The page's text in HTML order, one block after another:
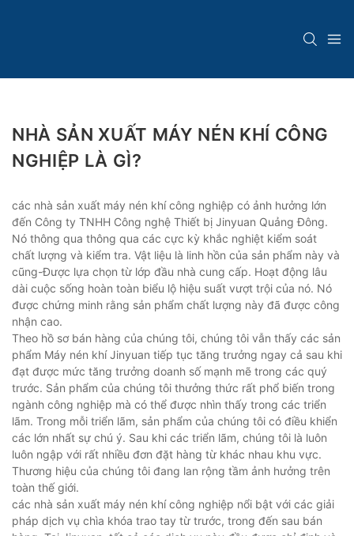
NHÀ SẢN XUẤT MÁY NÉN KHÍ CÔNG
NGHIỆP LÀ GÌ?
các nhà sản xuất máy nén khí công nghiệp có ảnh hưởng lớn
đến Công ty TNHH Công nghệ Thiết bị Jinyuan Quảng Đông.
Nó thông qua thông qua các cực kỳ khắc nghiệt kiểm soát
chất lượng và kiểm tra. Vật liệu là linh hồn của sản phẩm này và
cũng-Được lựa chọn từ lớp đầu nhà cung cấp. Hoạt động lâu
dài cuộc sống hoàn toàn biểu lộ hiệu suất vượt trội của nó. Nó
được chứng minh rằng sản phẩm chất lượng này đã được công
nhận cao.
Theo hồ sơ bán hàng của chúng tôi, chúng tôi vẫn thấy các sản
phẩm Máy nén khí Jinyuan tiếp tục tăng trưởng ngay cả sau khi
đạt được mức tăng trưởng doanh số mạnh mẽ trong các quý
trước. Sản phẩm của chúng tôi thưởng thức rất phổ biến trong
ngành công nghiệp mà có thể được nhìn thấy trong các triển
lãm. Trong mỗi triển lãm, sản phẩm của chúng tôi có điều khiển
các lớn nhất sự chú ý. Sau khi các triển lãm, chúng tôi là luôn
luôn ngập với rất nhiều đơn đặt hàng từ khác nhau khu vực.
Thương hiệu của chúng tôi đang lan rộng tầm ảnh hưởng trên
toàn thế giới.
các nhà sản xuất máy nén khí công nghiệp nổi bật với các giải
pháp dịch vụ chìa khóa trao tay từ trước, trong đến sau bán